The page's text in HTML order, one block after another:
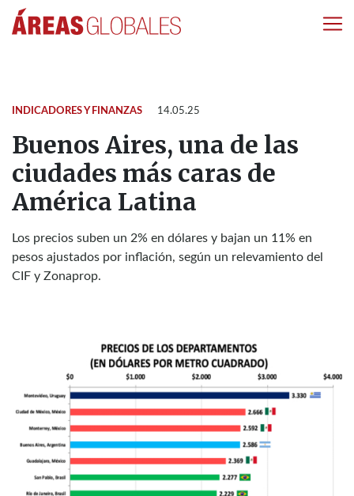
INDICADORES Y FINANZAS 14.05.25
Buenos Aires, una de las
ciudades más caras de
América Latina
Los precios suben un 2% en dólares y bajan un 11% en
pesos ajustados por inflación, según un relevamiento del
CIF y Zonaprop.